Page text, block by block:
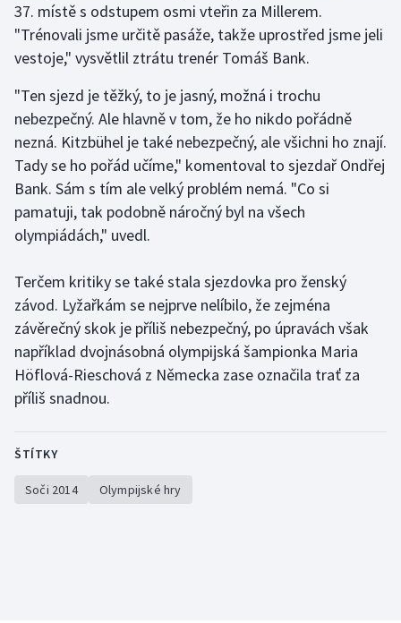
Stolní tenis
Triatlon
Veslování
Vodní slalom
Ostatní
37. místě s odstupem osmi vteřin za Millerem.
"Trénovali jsme určitě pasáže, takže uprostřed jsme jeli
vestoje," vysvětlil ztrátu trenér Tomáš Bank.
"Ten sjezd je těžký, to je jasný, možná i trochu
nebezpečný. Ale hlavně v tom, že ho nikdo pořádně
nezná. Kitzbühel je také nebezpečný, ale všichni ho znají.
Tady se ho pořád učíme," komentoval to sjezdař Ondřej
Bank. Sám s tím ale velký problém nemá. "Co si
pamatuji, tak podobně náročný byl na všech
olympiádách," uvedl.
Terčem kritiky se také stala sjezdovka pro ženský
závod. Lyžařkám se nejprve nelíbilo, že zejména
závěrečný skok je příliš nebezpečný, po úpravách však
například dvojnásobná olympijská šampionka Maria
Höflová-Rieschová z Německa zase označila trať za
příliš snadnou.
ŠTÍTKY
Soči 2014 Olympijské hry